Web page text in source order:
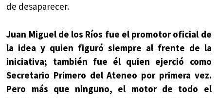
de desaparecer.
Juan Miguel de los Ríos fue el promotor oficial de
la idea y quien figuró siempre al frente de la
iniciativa; también fue él quien ejerció como
Secretario Primero del Ateneo por primera vez.
Pero más que ninguno, el motor de todo el